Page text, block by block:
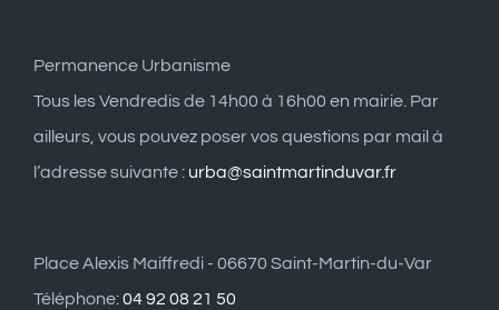
Permanence Urbanisme
Tous les Vendredis de 14h00 à 16h00 en mairie. Par
ailleurs, vous pouvez poser vos questions par mail à
l’adresse suivante : urba@saintmartinduvar.fr
Place Alexis Maiffredi - 06670 Saint-Martin-du-Var
Téléphone:04 92 08 21 50